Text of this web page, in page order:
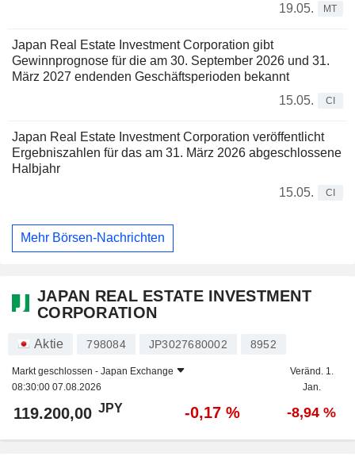
19.05.
MT
Japan Real Estate Investment Corporation gibt
Gewinnprognose für die am 30. September 2026 und 31.
März 2027 endenden Geschäftsperioden bekannt
15.05.
CI
Japan Real Estate Investment Corporation veröffentlicht
Ergebniszahlen für das am 31. März 2026 abgeschlossene
Halbjahr
15.05.
CI
Mehr Börsen-Nachrichten
JAPAN REAL ESTATE INVESTMENT
CORPORATION
Aktie 798084 JP3027680002 8952
Markt geschlossen - Japan Exchange
08:30:00 07.08.2026
Veränd. 1.
Jan.
119.200,00 JPY -0,17 % -8,94 %